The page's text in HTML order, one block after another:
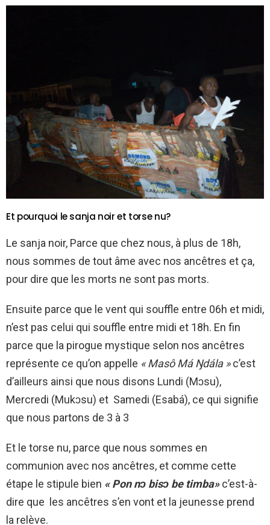
Et pourquoi le sanja noir et torse nu?
Le sanja noir, Parce que chez nous, à plus de 18h,
nous sommes de tout âme avec nos ancêtres et ça,
pour dire que les morts ne sont pas morts.
Ensuite parce que le vent qui souffle entre 06h et midi,
n’est pas celui qui souffle entre midi et 18h. En fin
parce que la pirogue mystique selon nos ancêtres
représente ce qu’on appelle « Masô Má Ŋdála »c’est
d’ailleurs ainsi que nous disons Lundi (Mɔsu),
Mercredi (Mukɔsu) et Samedi (Esabá), ce qui signifie
que nous partons de 3 à 3
Et le torse nu, parce que nous sommes en
communion avec nos ancêtres, et comme cette
étape le stipule bien « Pon nɔ bisɔ be timba»c’est-à-
dire que les ancêtres s’en vont et la jeunesse prend
la relève.